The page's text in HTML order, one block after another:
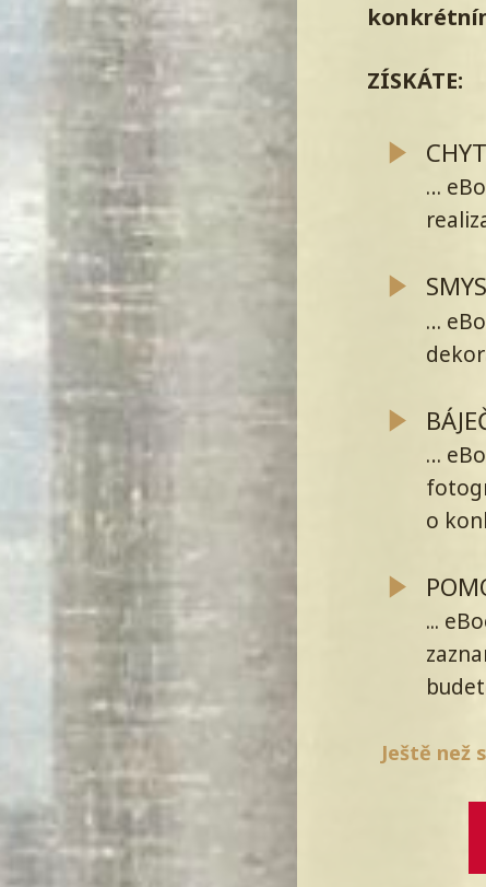
ZÍSKÁTE:
…
…
…
o
...
Ještě než